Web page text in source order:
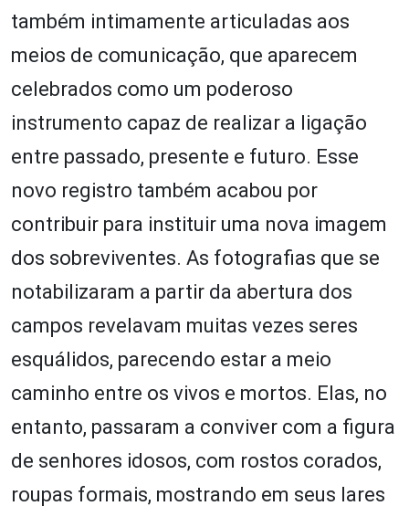
também intimamente articuladas aos
meios de comunicação, que aparecem
celebrados como um poderoso
instrumento capaz de realizar a ligação
entre passado, presente e futuro. Esse
novo registro também acabou por
contribuir para instituir uma nova imagem
dos sobreviventes. As fotografias que se
notabilizaram a partir da abertura dos
campos revelavam muitas vezes seres
esquálidos, parecendo estar a meio
caminho entre os vivos e mortos. Elas, no
entanto, passaram a conviver com a figura
de senhores idosos, com rostos corados,
roupas formais, mostrando em seus lares